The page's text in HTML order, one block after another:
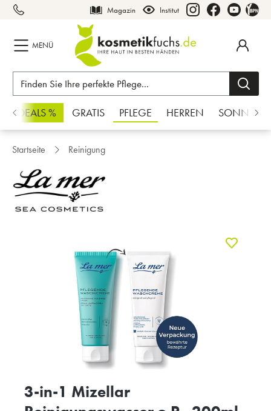
springen Magazin Institut
MENÜ
% GRATIS PFLEGE HERREN SONNE
Startseite Reinigung
3-in-1 Mizellar